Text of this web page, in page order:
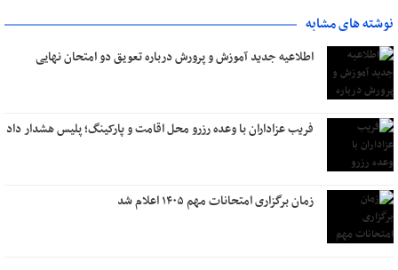
نوشته های مشابه
اطلاعیه جدید آموزش و پرورش درباره تعویق دو امتحان نهایی
فریب عزاداران با وعده رزرو محل اقامت و پارکینگ؛ پلیس هشدار داد
زمان برگزاری امتحانات مهم ۱۴۰۵ اعلام شد